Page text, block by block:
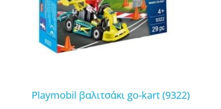
playmobil βαλιτσάκι go-kart (9322)